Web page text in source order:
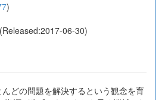
)
06-30)
どの問題を解決するという観念を育